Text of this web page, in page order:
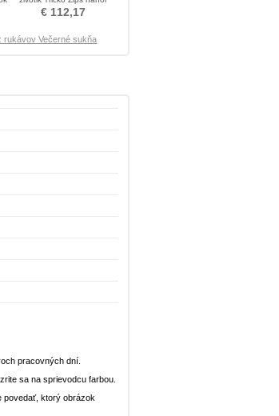
Večerné šaty
€ 112,17
rukávov Večerné sukňa
pracovných dní.
sa na sprievodcu farbou.
povedať, ktorý obrázok